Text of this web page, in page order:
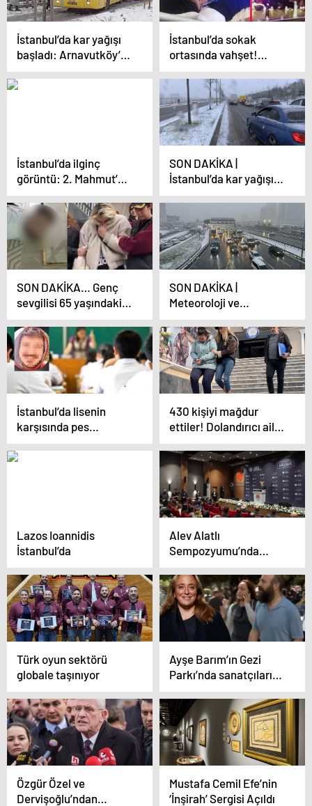
İstanbul’da kar yağışı
başladı: Arnavutköy’de
İETT otobüsü yolda
kaldı
İstanbul’da sokak
ortasında vahşet!
Husumetlisi ile
karşılaşınca 5
arkadaşıyla darbetti!
İşte o anlar
İstanbul’da ilginç
görüntü: 2. Mahmut’un
anısı apartmanların
arasında sıkıştı
SON DAKİKA |
İstanbul’da kar yağışı
etkisini artırdı! Bazı
çıkmakta zorlandı,
yolda kaldı
SON DAKİKA… Genç
sevgilisi 65 yaşındaki iş
adamına kabusu
yaşattı: 25 milyonluk
haraç istedi evini
kurşun yağmuruna
tuttu!
SON DAKİKA |
Meteoroloji ve
AKOM’dan hava
durumu uyarısı!
İstanbul’da kar yağışı
yarın devam edecek
mi?
İstanbul’da lisenin
karşısında pes
dedirten olay!
Çırılçıplak soyundu
430 kişiyi mağdur
ettiler! Dolandırıcı aile
çetesi!
Lazos Ioannidis
İstanbul’da
Alev Alatlı
Sempozyumu’nda
Güçlü Mesajlar
Türk oyun sektörü
globale taşınıyor
Ayşe Barım’ın Gezi
Parkı’nda sanatçıları
yönlendirdiği
görüntüler ortaya çıktı
Özgür Özel ve
Dervişoğlu’ndan
Mustafa Cemil Efe’nin
‘İnşirah’ Sergisi Açıldı